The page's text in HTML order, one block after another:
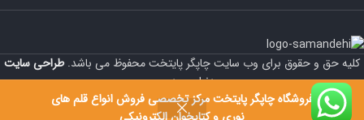
فروشگاه چاپگر پایتخت مرکز تخصصی فروش انواع قلم های
کلیه حق و حقوق برای وب سایت چاپگر پایتخت محفوظ می باشد.طراحی سایت
دنیای وردپرس